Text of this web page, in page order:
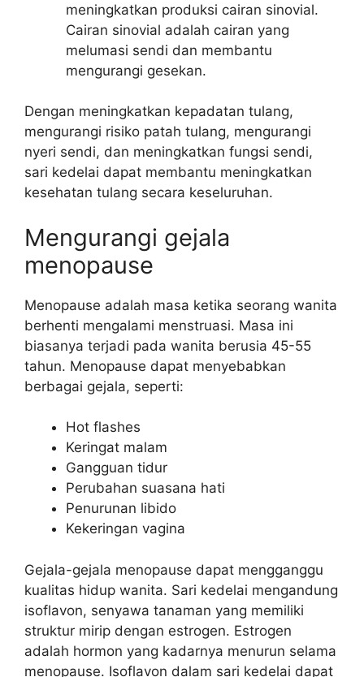
meningkatkan produksi cairan sinovial.
Cairan sinovial adalah cairan yang
melumasi sendi dan membantu
mengurangi gesekan.
Dengan meningkatkan kepadatan tulang,
mengurangi risiko patah tulang, mengurangi
nyeri sendi, dan meningkatkan fungsi sendi,
sari kedelai dapat membantu meningkatkan
kesehatan tulang secara keseluruhan.
Mengurangi gejala
menopause
Menopause adalah masa ketika seorang wanita
berhenti mengalami menstruasi. Masa ini
biasanya terjadi pada wanita berusia 45-55
tahun. Menopause dapat menyebabkan
berbagai gejala, seperti:
Hot flashes
Keringat malam
Gangguan tidur
Perubahan suasana hati
Penurunan libido
Kekeringan vagina
Gejala-gejala menopause dapat mengganggu
kualitas hidup wanita. Sari kedelai mengandung
isoflavon, senyawa tanaman yang memiliki
struktur mirip dengan estrogen. Estrogen
adalah hormon yang kadarnya menurun selama
menopause. Isoflavon dalam sari kedelai dapat